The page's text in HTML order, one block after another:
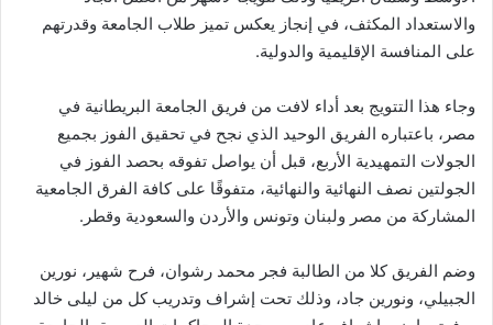
والاستعداد المكثف، في إنجاز يعكس تميز طلاب الجامعة وقدرتهم
على المنافسة الإقليمية والدولية.
وجاء هذا التتويج بعد أداء لافت من فريق الجامعة البريطانية في
مصر، باعتباره الفريق الوحيد الذي نجح في تحقيق الفوز بجميع
الجولات التمهيدية الأربع، قبل أن يواصل تفوقه بحصد الفوز في
الجولتين نصف النهائية والنهائية، متفوقًا على كافة الفرق الجامعية
المشاركة من مصر ولبنان وتونس والأردن والسعودية وقطر.
وضم الفريق كلا من الطالبة فجر محمد رشوان، فرح شهير، نورين
الجبيلي، ونورين جاد، وذلك تحت إشراف وتدريب كل من ليلى خالد